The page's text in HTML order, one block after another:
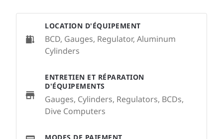
LOCATION D'ÉQUIPEMENT
BCD, Gauges, Regulator, Aluminum
Cylinders
ENTRETIEN ET RÉPARATION
D'ÉQUIPEMENTS
Gauges, Cylinders, Regulators, BCDs,
Dive Computers